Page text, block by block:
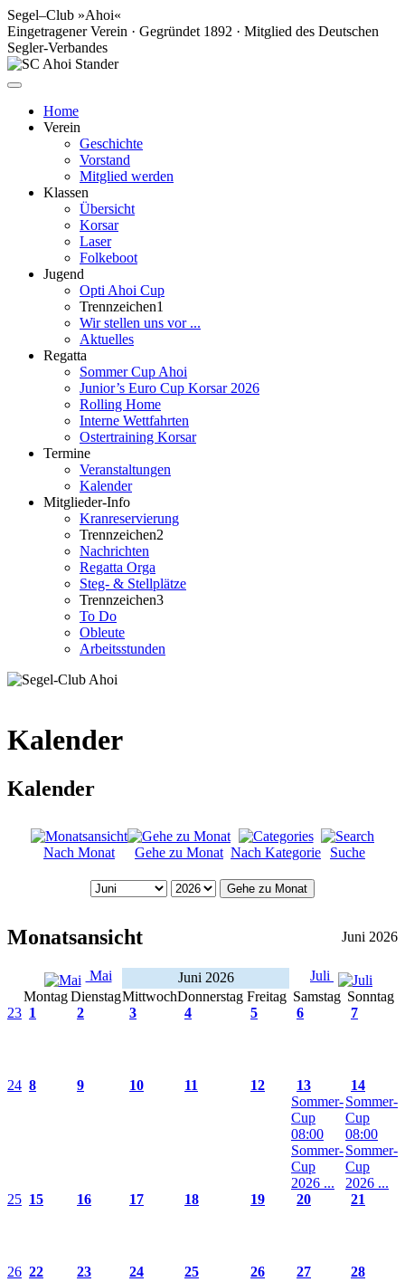
Segel–Club »Ahoi«
Eingetragener Verein · Gegründet 1892 · Mitglied des Deutschen
Segler-Verbandes
Home
Verein
Geschichte
Vorstand
Mitglied werden
Klassen
Übersicht
Korsar
Laser
Folkeboot
Jugend
Opti Ahoi Cup
Trennzeichen1
Wir stellen uns vor ...
Aktuelles
Regatta
Sommer Cup Ahoi
Junior’s Euro Cup Korsar 2026
Rolling Home
Interne Wettfahrten
Ostertraining Korsar
Termine
Veranstaltungen
Kalender
Mitglieder-Info
Kranreservierung
Trennzeichen2
Nachrichten
Regatta Orga
Steg- & Stellplätze
Trennzeichen3
To Do
Obleute
Arbeitsstunden
Kalender
Kalender
Nach Monat Gehe zu Monat Nach Kategorie Suche
Gehe zu Monat
Monatsansicht Juni 2026
Mai Juni 2026
Juli
MontagDienstagMittwochDonnerstag Freitag Samstag Sonntag
23 1 2 3 4 5 6 7
24 8 9 10 11 12
13
Sommer-
Cup
08:00
Sommer-
Cup
2026 ...
14
Sommer-
Cup
08:00
Sommer-
Cup
2026 ...
25 15 16 17 18 19 20 21
26 22 23 24 25 26 27 28